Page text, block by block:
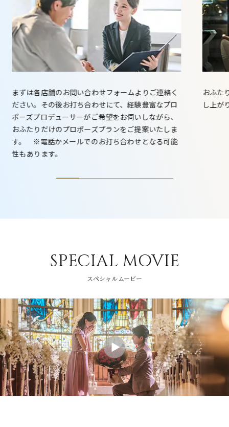
まずは各店舗のお問い合わせフォームよりご連絡く
ださい。その後お打ち合わせにて、経験豊富なプロ
ポーズプロデューサーがご希望をお伺いしながら、
おふたりだけのプロポーズプランをご提案いたしま
す。 ※電話かメールでのお打ち合わせとなる可能
性もあります。
おふた
し上が
SPECIAL MOVIE
スペシャルムービー